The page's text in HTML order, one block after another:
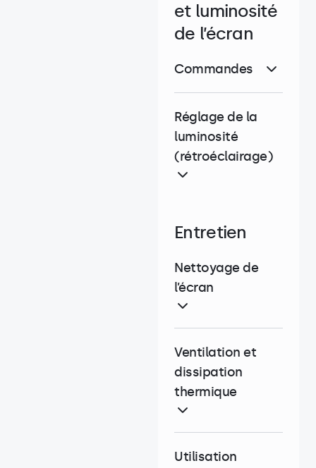
et luminosité
de l’écran
Commandes
Réglage de la
luminosité
(rétroéclairage)
Entretien
Nettoyage de
l’écran
Ventilation et
dissipation
thermique
Utilisation